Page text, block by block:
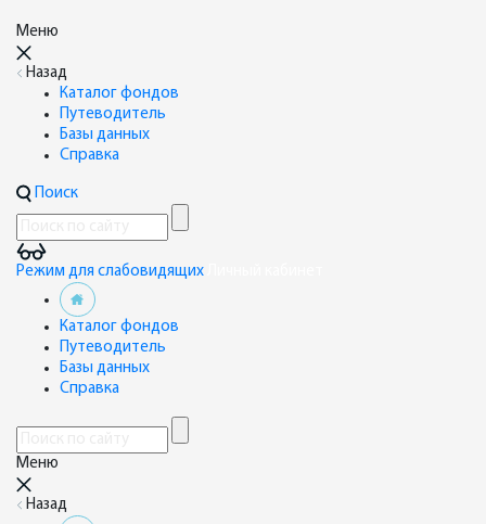
Меню
Назад
Каталог фондов
Путеводитель
Базы данных
Справка
Поиск
Режим для слабовидящих
Каталог фондов
Путеводитель
Базы данных
Справка
Меню
Назад